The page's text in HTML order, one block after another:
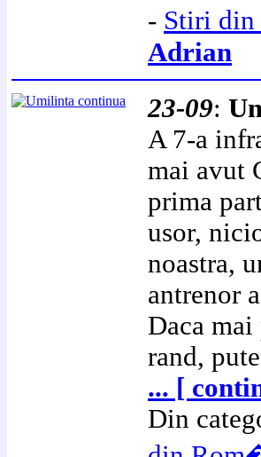
- Stiri
Adrian
23-09:
A 7-a
mai avut
prima
usor,
noastra,
antrenor
Daca
rand,
... [
Din